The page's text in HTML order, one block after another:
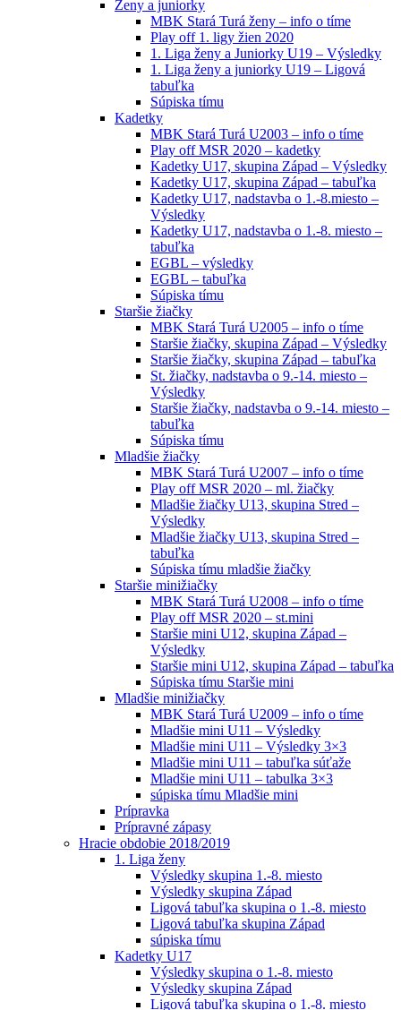
Ženy a juniorky
MBK Stará Turá ženy – info o tíme
Play off 1. ligy žien 2020
1. Liga ženy a Juniorky U19 – Výsledky
1. Liga ženy a juniorky U19 – Ligová
tabuľka
Súpiska tímu
Kadetky
MBK Stará Turá U2003 – info o tíme
Play off MSR 2020 – kadetky
Kadetky U17, skupina Západ – Výsledky
Kadetky U17, skupina Západ – tabuľka
Kadetky U17, nadstavba o 1.-8.miesto –
Výsledky
Kadetky U17, nadstavba o 1.-8. miesto –
tabuľka
EGBL – výsledky
EGBL – tabuľka
Súpiska tímu
Staršie žiačky
MBK Stará Turá U2005 – info o tíme
Staršie žiačky, skupina Západ – Výsledky
Staršie žiačky, skupina Západ – tabuľka
St. žiačky, nadstavba o 9.-14. miesto –
Výsledky
Staršie žiačky, nadstavba o 9.-14. miesto –
tabuľka
Súpiska tímu
Mladšie žiačky
MBK Stará Turá U2007 – info o tíme
Play off MSR 2020 – ml. žiačky
Mladšie žiačky U13, skupina Stred –
Výsledky
Mladšie žiačky U13, skupina Stred –
tabuľka
Súpiska tímu mladšie žiačky
Staršie minižiačky
MBK Stará Turá U2008 – info o tíme
Play off MSR 2020 – st.mini
Staršie mini U12, skupina Západ –
Výsledky
Staršie mini U12, skupina Západ – tabuľka
Súpiska tímu Staršie mini
Mladšie minižiačky
MBK Stará Turá U2009 – info o tíme
Mladšie mini U11 – Výsledky
Mladšie mini U11 – Výsledky 3×3
Mladšie mini U11 – tabuľka súťaže
Mladšie mini U11 – tabulka 3×3
súpiska tímu Mladšie mini
Prípravka
Prípravné zápasy
Hracie obdobie 2018/2019
1. Liga ženy
Výsledky skupina 1.-8. miesto
Výsledky skupina Západ
Ligová tabuľka skupina o 1.-8. miesto
Ligová tabuľka skupina Západ
súpiska tímu
Kadetky U17
Výsledky skupina o 1.-8. miesto
Výsledky skupina Západ
Ligová tabuľka skupina o 1.-8. miesto